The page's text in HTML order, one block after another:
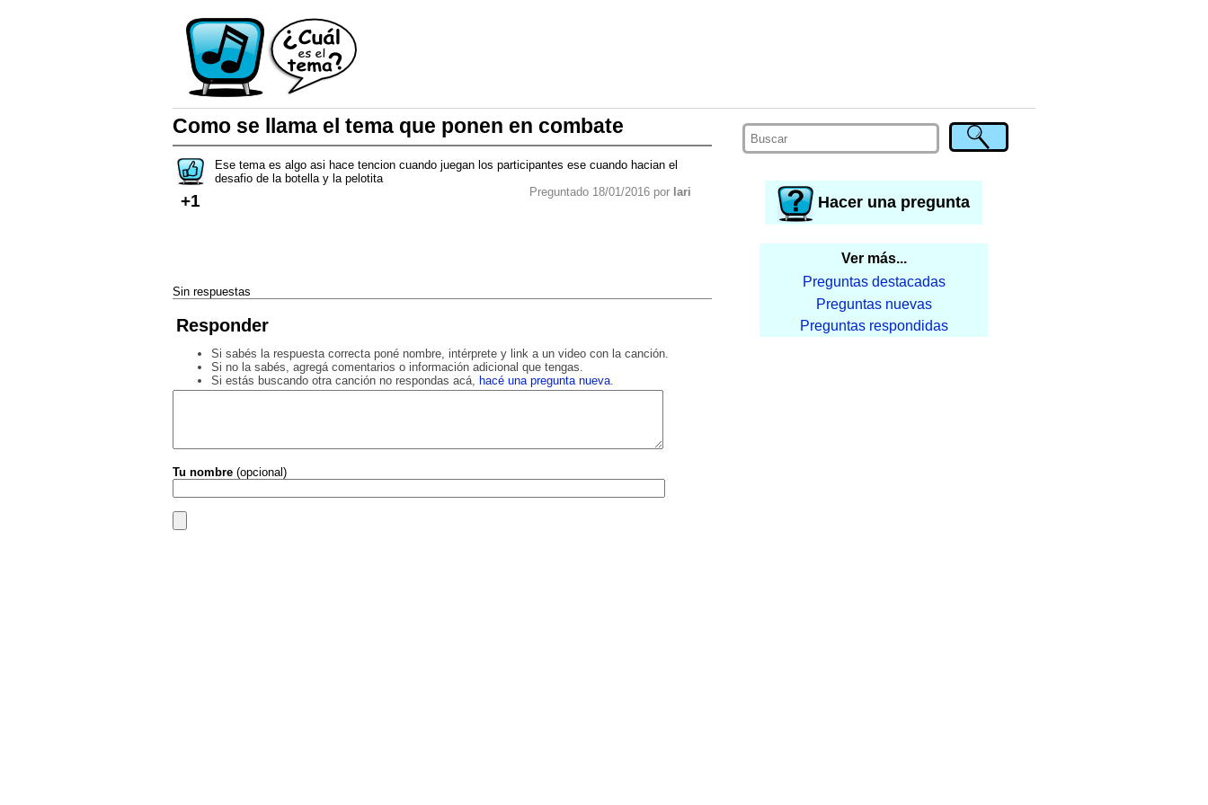
Hacer una pregunta
Ver más...
Preguntas destacadas
Preguntas nuevas
Preguntas respondidas
Como se llama el tema que ponen en combate
+1
Ese tema es algo asi hace tencion cuando juegan los participantes ese cuando hacian el
desafio de la botella y la pelotita
Preguntado 18/01/2016 por lari
Sin respuestas
Responder
Si sabés la respuesta correcta poné nombre, intérprete y link a un video con la canción.
Si no la sabés, agregá comentarios o información adicional que tengas.
Si estás buscando otra canción no respondas acá, hacé una pregunta nueva.
Tu nombre (opcional)